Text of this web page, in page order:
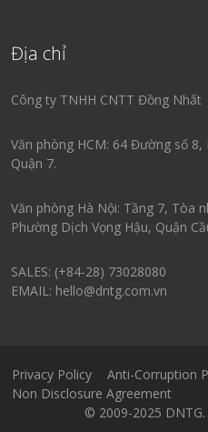
Địa chỉ
Công ty TNHH CNTT Đồng Nhất
Văn phòng HCM: 64 Đường số
Quận 7.
Văn phòng Hà Nội: Tầng 7, Tòa
Phường Dịch Vọng Hậu, Quận
SALES: (+84-28) 73028080
EMAIL: hello@dntg.com.vn
Privacy Policy
Anti-Corruption
Non Disclosure Agreement
© 2009-2025 DNTG.